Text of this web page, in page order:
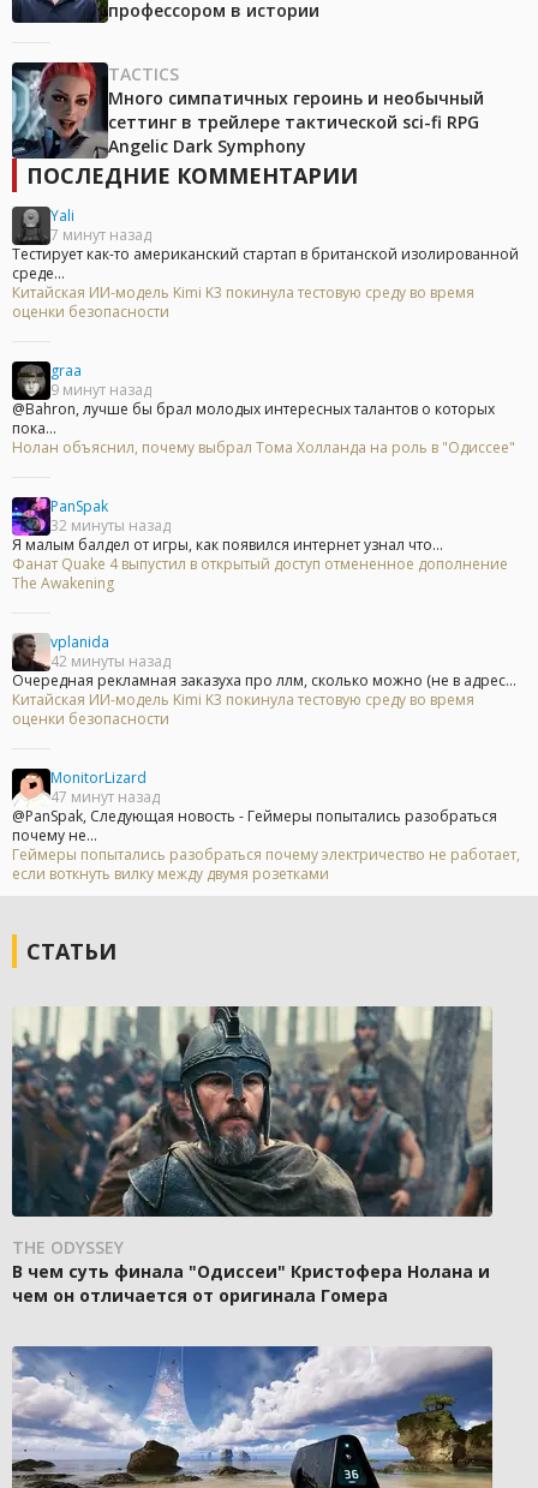
профессором в истории
TACTICS
Много симпатичных героинь и необычный
сеттинг в трейлере тактической sci-fi RPG
Angelic Dark Symphony
ПОСЛЕДНИЕ КОММЕНТАРИИ
Yali
7 минут назад
Тестирует как-то американский стартап в британской изолированной
среде...
Китайская ИИ-модель Kimi K3 покинула тестовую среду во время
оценки безопасности
graa
9 минут назад
@Bahron, лучше бы брал молодых интересных талантов о которых
пока...
Нолан объяснил, почему выбрал Тома Холланда на роль в "Одиссее"
PanSpak
32 минуты назад
Я малым балдел от игры, как появился интернет узнал что...
Фанат Quake 4 выпустил в открытый доступ отмененное дополнение
The Awakening
vplanida
42 минуты назад
Очередная рекламная заказуха про ллм, сколько можно (не в адрес...
Китайская ИИ-модель Kimi K3 покинула тестовую среду во время
оценки безопасности
MonitorLizard
47 минут назад
@PanSpak, Следующая новость - Геймеры попытались разобраться
почему не...
Геймеры попытались разобраться почему электричество не работает,
если воткнуть вилку между двумя розетками
СТАТЬИ
THE ODYSSEY
В чем суть финала "Одиссеи" Кристофера Нолана и
чем он отличается от оригинала Гомера